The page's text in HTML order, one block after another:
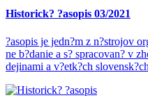
Historick? ?asopis 03/2021
?asopis je jedn?m z n?strojov
ne b?danie a s? spracovan? v
dejinami a v?etk?ch